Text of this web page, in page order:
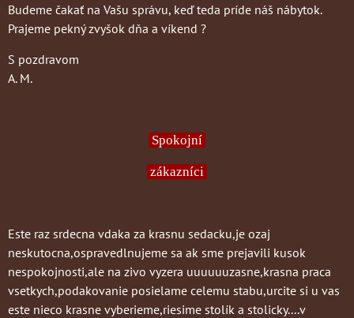
Budeme čakať na Vašu správu, keď teda príde náš nábytok.
Prajeme pekný zvyšok dňa a víkend ?
S pozdravom
A. M.
Spokojní
zákazníci
Este raz srdecna vdaka za krasnu sedacku,je ozaj
neskutocna,ospravedlnujeme sa ak sme prejavili kusok
nespokojnosti,ale na zivo vyzera uuuuuuzasne,krasna praca
vsetkych,podakovanie posielame celemu stabu,urcite si u vas
este nieco krasne vyberieme,riesime stolík a stolicky....v